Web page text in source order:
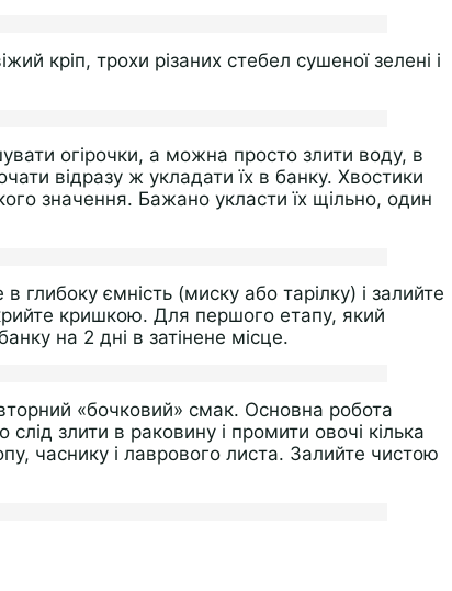
кріп, трохи різаних стебел сушеної зелені і
огірочки, а можна просто злити воду, в
відразу ж укладати їх в банку. Хвостики
значення. Бажано укласти їх щільно, один
глибоку ємність (миску або тарілку) і залийте
кришкою. Для першого етапу, який
на 2 дні в затінене місце.
«бочковий» смак. Основна робота
злити в раковину і промити овочі кілька
часнику і лаврового листа. Залийте чистою